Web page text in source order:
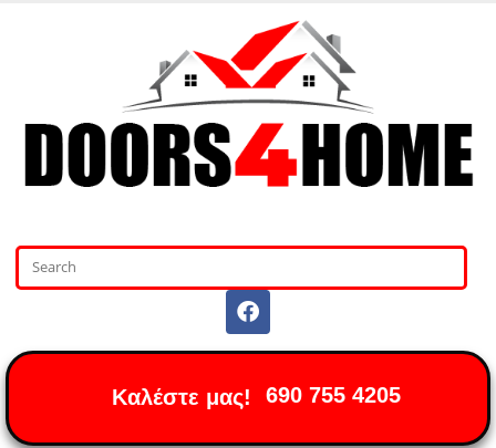
Καλέστε μας! 690 755 4205